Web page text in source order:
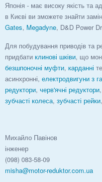
Японія - має високу якість та
в Києві ви зможете знайти
Gates, Megadyne, D&D Power
Для побудування приводів та
придбати клинові шківи, що
безшпоночні муфти, карданні
асинхронні, електродвигуни з
редуктори, черв'ячні редуктори,
зубчасті колеса, зубчасті рейки,
Михайло Павінов
інженер
(098) 083-58-09
misha@motor-reduktor.com.ua